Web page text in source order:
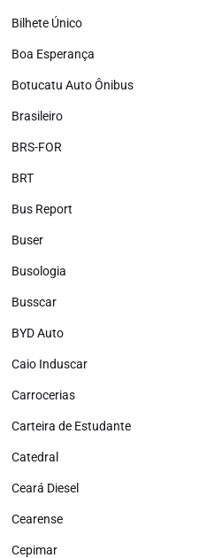
Bilhete Único
Boa Esperança
Botucatu Auto Ônibus
Brasileiro
BRS-FOR
BRT
Bus Report
Buser
Busologia
Busscar
BYD Auto
Caio Induscar
Carrocerias
Carteira de Estudante
Catedral
Ceará Diesel
Cearense
Cepimar